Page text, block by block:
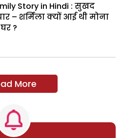
Story in Hindi : सुखद
– शर्मिला क्यों आई थी मोना
?
More